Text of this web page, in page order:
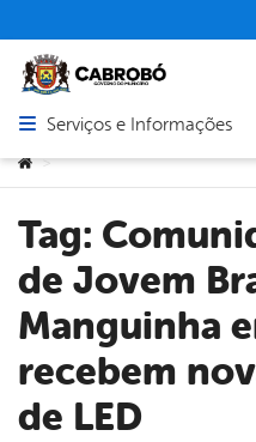
Abrir menu principal de
Serviços e Informações
Você está aqui:
>
Tag:
de Jovem
Manguinha
recebem
de LED